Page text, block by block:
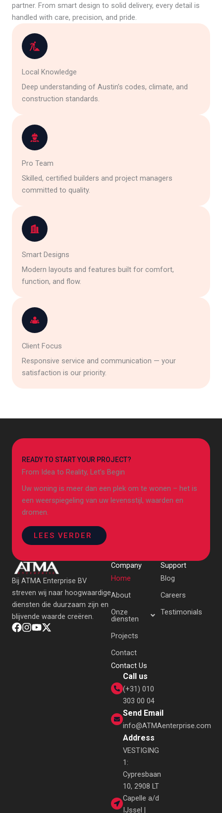
Local Knowledge
Deep understanding of Austin’s codes, climate, and
construction standards.
Pro Team
Skilled, certified builders and project managers
committed to quality.
Smart Designs
Modern layouts and features built for comfort,
function, and flow.
Client Focus
Responsive service and communication — your
satisfaction is our priority.
partner. From smart design to solid delivery, every detail is
handled with care, precision, and pride.
READY TO START YOUR PROJECT?
From Idea to Reality, Let’s Begin
Uw woning is meer dan een plek om te wonen – het is
een weerspiegeling van uw levensstijl, waarden en
dromen.
LEES VERDER
Bij ATMA Enterprise BV
streven wij naar hoogwaardige
diensten die duurzaam zijn en
blijvende waarde creëren.
Company
Home
About
Onze
diensten
Projects
Contact
Support
Blog
Careers
Testimonials
Contact Us
Call us
(+31) 010
303 00 04
Send Email
info@ATMAenterprise.com
Address
VESTIGING
1:
Cypresbaan
10, 2908 LT
Capelle a/d
IJssel |